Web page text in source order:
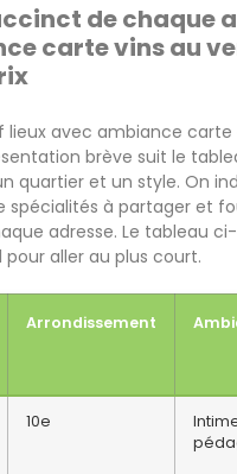
de chaque
carte vins au
lieux avec ambiance carte
brève suit le
quartier et un style. On
spécialités à partager et
adresse. Le tableau
pour aller au plus court.
Arrondissement
10e